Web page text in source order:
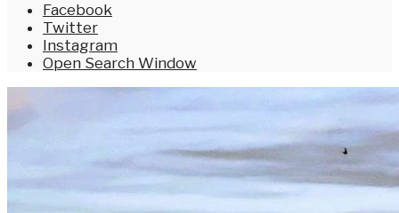
Facebook
Twitter
Instagram
Open Search Window